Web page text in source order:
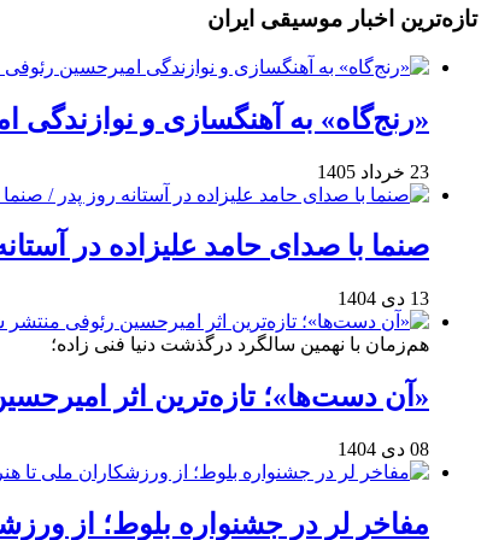
تازه‌ترین اخبار موسیقی ایران
«رنج‌گاه» به آهنگسازی و
23 خرداد 1405
صنما با صدای حامد علیزاده در
13 دی 1404
هم‌زمان با نهمین سالگرد درگذشت دنیا فنی زاده؛
«آن دست‌ها»؛ تازه‌ترین اثر
08 دی 1404
مفاخر لر در جشنواره بلوط؛ از